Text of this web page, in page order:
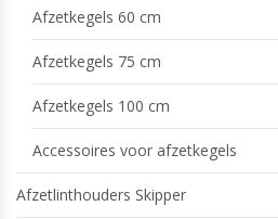
Afzetkegels 60 cm
Afzetkegels 75 cm
Afzetkegels 100 cm
Accessoires voor afzetkegels
Afzetlinthouders Skipper